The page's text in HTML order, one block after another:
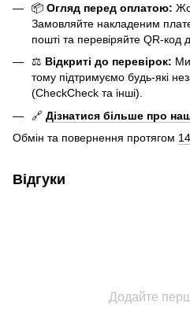
📦 Огляд перед оплатою:
Замовляйте накладеним
пошті та перевіряйте QR-код
⚖️ Відкриті до перевірок: Ми
тому підтримуємо будь-які
(CheckCheck та інші).
🔗 Дізнатися більше про
Обмін та повернення протягом
Відгуки
Додайте